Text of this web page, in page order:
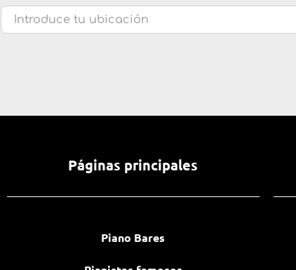
Introduce tu ubicación
Páginas principales
Piano Bares